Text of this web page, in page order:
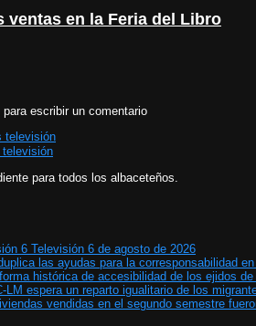
ventas en la Feria del Libro
para escribir un comentario
para todos los albaceteños.
6 Televisión 6 de agosto de 2026
las ayudas para la corresponsabilidad
histórica de accesibilidad de los ejidos
LM espera un reparto igualitario de los
vendidas en el segundo semestre